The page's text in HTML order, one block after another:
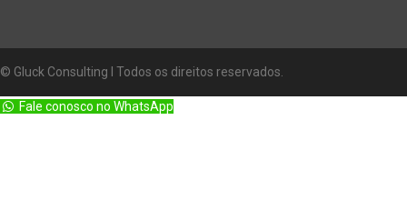
© Gluck Consulting l Todos os direitos reservados.
Fale conosco no WhatsApp